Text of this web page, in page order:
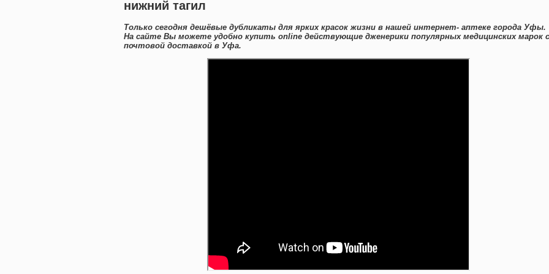
нижний тагил
Только сегодня дешёвые дубликаты для ярких красок жизни в нашей интернет- аптеке города Уфы.
На сайте Вы можете удобно купить online действующие дженерики популярных медицинских марок с
почтовой доставкой в Уфа.